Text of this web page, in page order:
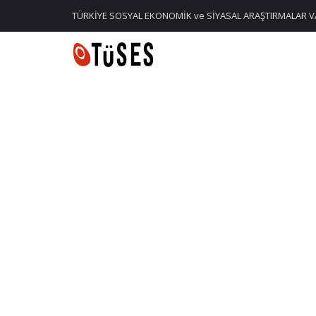
TÜRKİYE SOSYAL EKONOMİK ve SİYASAL ARAŞTIRMALAR